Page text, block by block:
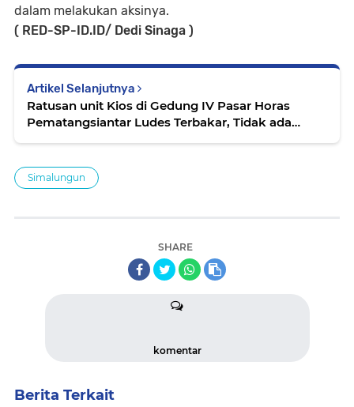
dalam melakukan aksinya.
( RED-SP-ID.ID/ Dedi Sinaga )
Artikel Selanjutnya
Ratusan unit Kios di Gedung IV Pasar Horas
Pematangsiantar Ludes Terbakar, Tidak ada
Simalungun
SHARE
komentar
Berita Terkait